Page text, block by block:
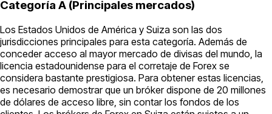
Categoría A (Principales mercados)
Los Estados Unidos de América y Suiza son las dos
jurisdicciones principales para esta categoría. Además de
conceder acceso al mayor mercado de divisas del mundo, la
licencia estadounidense para el corretaje de Forex se
considera bastante prestigiosa. Para obtener estas licencias,
es necesario demostrar que un bróker dispone de 20 millones
de dólares de acceso libre, sin contar los fondos de los